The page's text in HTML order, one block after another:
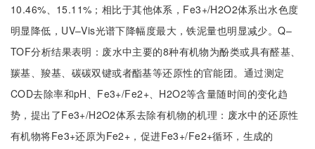
10.46%、15.11%；相比于其他体系，Fe3+/H2O2体系出水色度
明显降低，UV–Vis光谱下降幅度最大，铁泥量也明显减少。Q–
TOF分析结果表明：废水中主要的8种有机物为酚类或具有醛基、
羰基、羧基、碳碳双键或者酯基等还原性的官能团。通过测定
COD去除率和pH、Fe3+/Fe2+、H2O2等含量随时间的变化趋
势，提出了Fe3+/H2O2体系去除有机物的机理：废水中的还原性
有机物将Fe3+还原为Fe2+，促进Fe3+/Fe2+循环，生成的